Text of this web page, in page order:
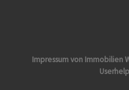
Impressum von Immobilien